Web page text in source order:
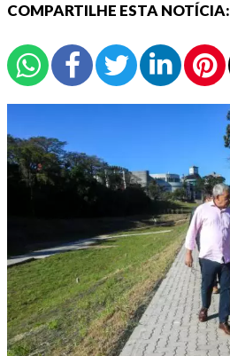
COMPARTILHE ESTA NOTÍCIA: